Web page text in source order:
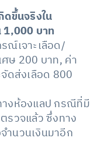
ดขึ้นจริงใน
1,000 บาท
ณ์เจาะเลือด/
ษ 200 บาท, ค่า
จัดส่งเลือด 800
งห้องแลป กรณีที่มี
รวจแล้ว ซึ่งทาง
ำนวนเงินมาอีก